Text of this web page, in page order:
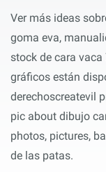
Ver más ideas
goma eva,
stock de cara
gráficos están
derechoscreatevil
pic about dibujo
photos, pictures,
de las patas.